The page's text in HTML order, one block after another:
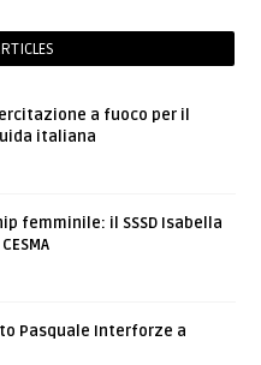
a fuoco per il
italiana
femminile: il SSSD Isabella
Pasquale Interforze a